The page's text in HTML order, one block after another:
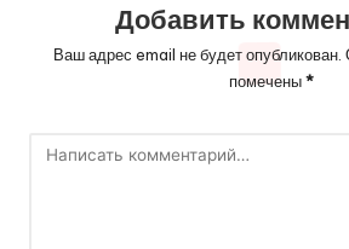
Добавить
Ваш адрес email не будет опубликован.
помечены*